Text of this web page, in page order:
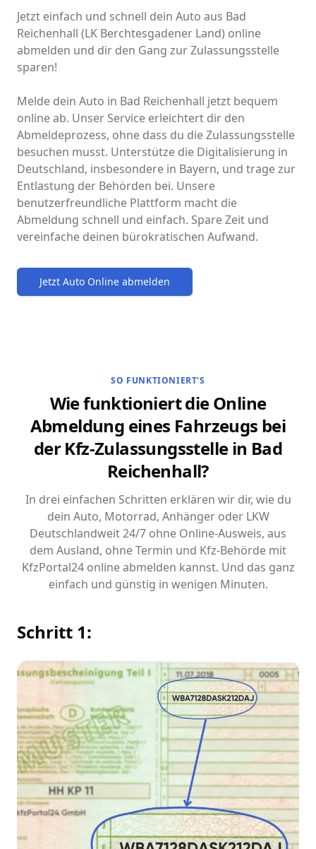
Jetzt einfach und schnell dein Auto aus Bad
Reichenhall (LK Berchtesgadener Land) online
abmelden und dir den Gang zur Zulassungsstelle
sparen!
Melde dein Auto in Bad Reichenhall jetzt bequem
online ab. Unser Service erleichtert dir den
Abmeldeprozess, ohne dass du die Zulassungsstelle
besuchen musst. Unterstütze die Digitalisierung in
Deutschland, insbesondere in Bayern, und trage zur
Entlastung der Behörden bei. Unsere
benutzerfreundliche Plattform macht die
Abmeldung schnell und einfach. Spare Zeit und
vereinfache deinen bürokratischen Aufwand.
Jetzt Auto Online abmelden
SO FUNKTIONIERT'S
Wie funktioniert die Online
Abmeldung eines Fahrzeugs bei
der Kfz-Zulassungsstelle in Bad
Reichenhall?
In drei einfachen Schritten erklären wir dir, wie du
dein Auto, Motorrad, Anhänger oder LKW
Deutschlandweit 24/7 ohne Online-Ausweis, aus
dem Ausland, ohne Termin und Kfz-Behörde mit
KfzPortal24 online abmelden kannst. Und das ganz
einfach und günstig in wenigen Minuten.
Schritt 1: